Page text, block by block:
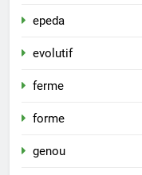
epeda
evolutif
ferme
forme
genou